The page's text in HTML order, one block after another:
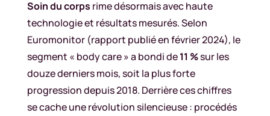
Soin du corps rime désormais avec haute
technologie et résultats mesurés. Selon
Euromonitor (rapport publié en février 2024), le
segment « body care » a bondi de11 %sur les
douze derniers mois, soit la plus forte
progression depuis 2018. Derrière ces chiffres
se cache une révolution silencieuse : procédés